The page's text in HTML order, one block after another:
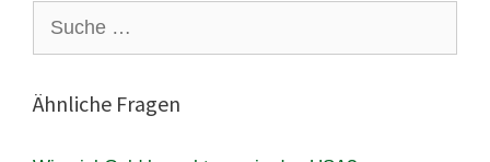
nach:
Ähnliche Fragen